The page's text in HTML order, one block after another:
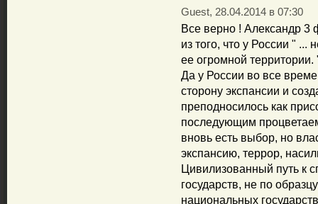
Guest, 28.04.2014 в 07:30
Все верно ! Александр
из того, что у России " ...
ее огромной территории.
Да у России во все
сторону экспансии и
преподносилось как
последующим
вновь есть выбор, но
экспансию, террор,
Цивилизованный путь к
государств, не по
национальных